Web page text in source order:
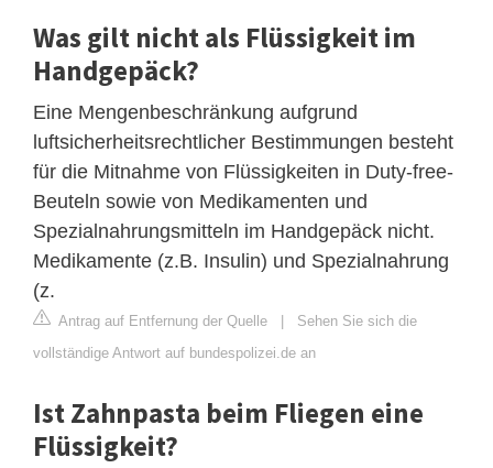
Was gilt nicht als Flüssigkeit im
Handgepäck?
Eine Mengenbeschränkung aufgrund
luftsicherheitsrechtlicher Bestimmungen besteht
für die Mitnahme von Flüssigkeiten in Duty-free-
Beuteln sowie von Medikamenten und
Spezialnahrungsmitteln im Handgepäck nicht.
Medikamente (z.B. Insulin) und Spezialnahrung
(z.
Antrag auf Entfernung der Quelle
Sehen Sie sich die
vollständige Antwort auf bundespolizei.de an
Ist Zahnpasta beim Fliegen eine
Flüssigkeit?